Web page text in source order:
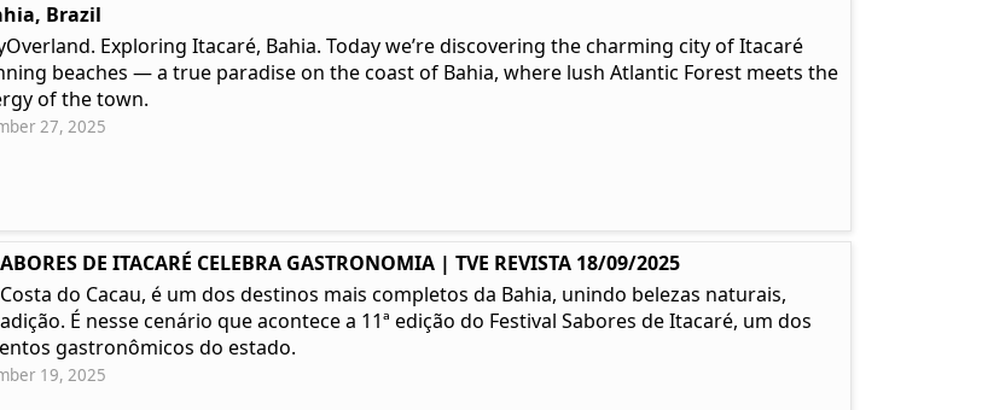
Brazil
Exploring Itacaré, Bahia. Today we’re discovering the charming city of Itacaré
beaches — a true paradise on the coast of Bahia, where lush Atlantic Forest meets the
of the town.
27, 2025
DE ITACARÉ CELEBRA GASTRONOMIA | TVE REVISTA 18/09/2025
do Cacau, é um dos destinos mais completos da Bahia, unindo belezas naturais,
É nesse cenário que acontece a 11ª edição do Festival Sabores de Itacaré, um dos
gastronômicos do estado.
19, 2025